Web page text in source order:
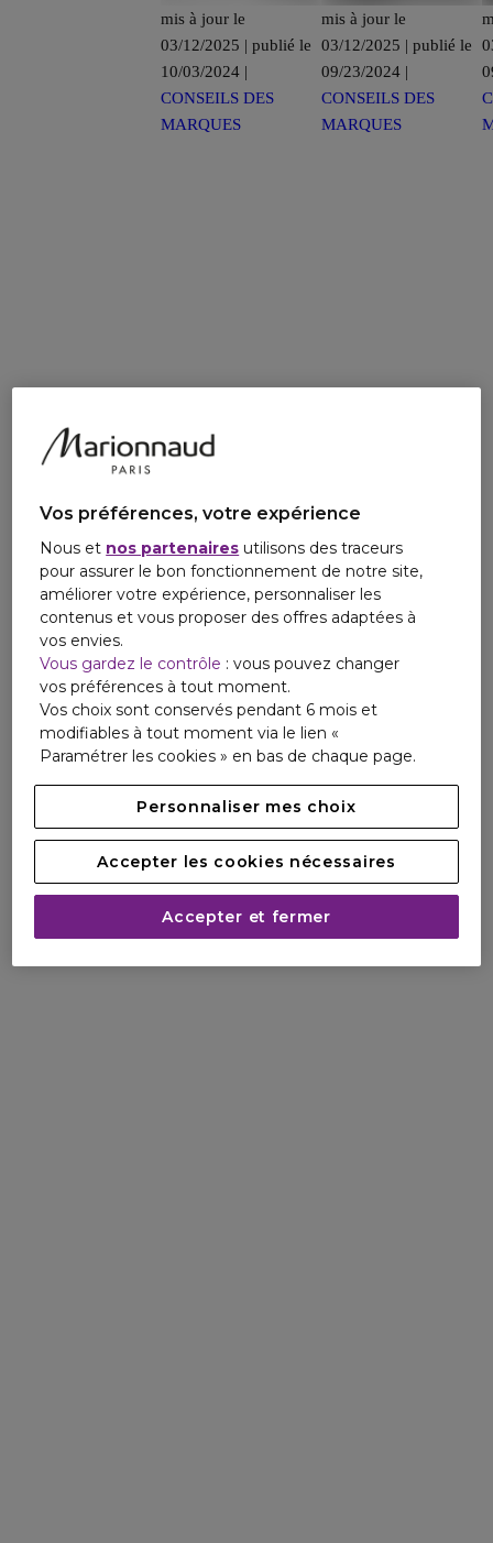
mis à jour le
03/12/2025 | publié le
10/03/2024 |
CONSEILS DES
MARQUES
mis à jour le
03/12/2025 | publié le
09/23/2024 |
CONSEILS DES
MARQUES
Vos préférences, votre expérience
Nous et nos partenaires utilisons des traceurs
pour assurer le bon fonctionnement de notre site,
améliorer votre expérience, personnaliser les
contenus et vous proposer des offres adaptées à
vos envies.
Vous gardez le contrôle : vous pouvez changer
vos préférences à tout moment.
Vos choix sont conservés pendant 6 mois et
modifiables à tout moment via le lien «
Paramétrer les cookies » en bas de chaque page.
Personnaliser mes choix
Accepter les cookies nécessaires
Accepter et fermer